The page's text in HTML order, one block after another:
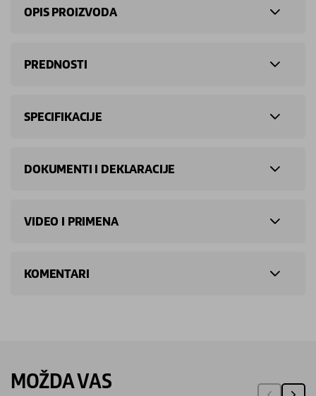
OPIS PROIZVODA
PREDNOSTI
SPECIFIKACIJE
DOKUMENTI I DEKLARACIJE
VIDEO I PRIMENA
KOMENTARI
MOŽDA VAS